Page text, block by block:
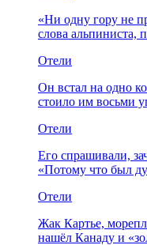
«Ни одну гору не
слова альпиниста,
Отели
Он встал на одно
стоило им восьми
Отели
Его спрашивали,
«Потому что был
Отели
Жак Картье,
нашёл Канаду и